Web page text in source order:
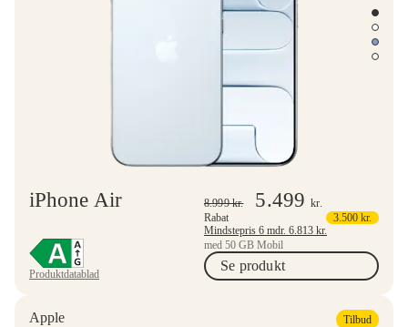
iPhone Air
Produktdatablad
8.999kr. 5.499kr.
Rabat
3.500 kr.
Mindstepris 6 mdr. 6.813 kr.
med 50 GB Mobil
Se produkt
Apple Tilbud